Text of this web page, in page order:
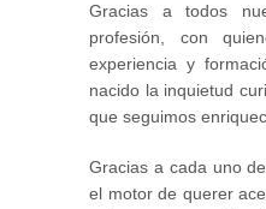
Gracias a todos
profesión, con
experiencia y
nacido la inquietud
que seguimos
Gracias a cada uno
el motor de querer